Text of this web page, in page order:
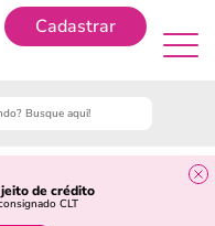
Cadastrar
jeito de crédito
CLT